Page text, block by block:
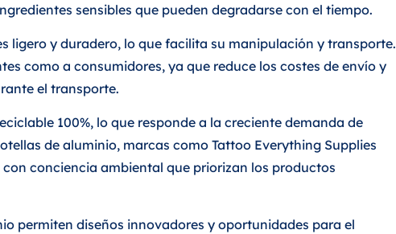
sensibles que pueden degradarse con el tiempo.
ligero y duradero, lo que facilita su manipulación y transporte.
como a consumidores, ya que reduce los costes de envío y
el transporte.
100%, lo que responde a la creciente demanda de
de aluminio, marcas como Tattoo Everything Supplies
conciencia ambiental que priorizan los productos
permiten diseños innovadores y oportunidades para el